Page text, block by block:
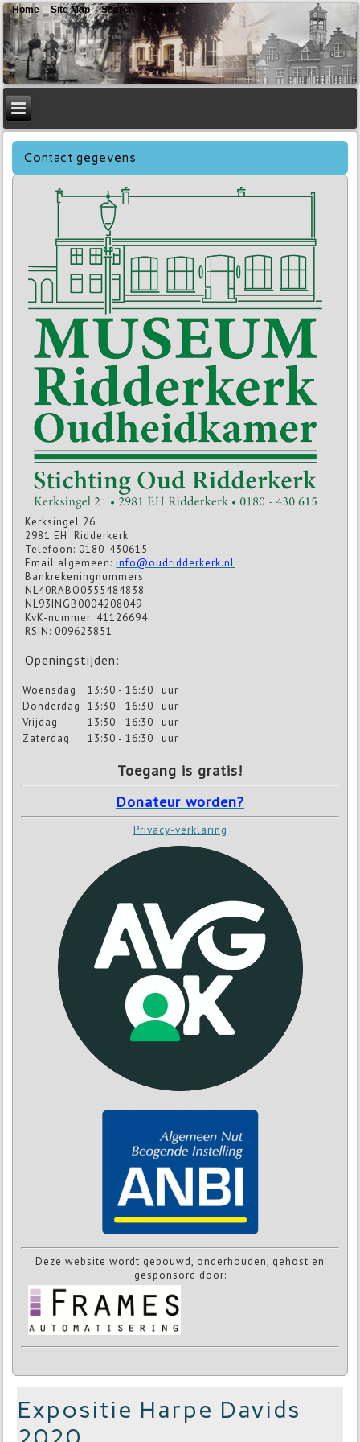
Contact gegevens
Kerksingel 26
2981 EH Ridderkerk
Telefoon: 0180-430615
Email algemeen:info@oudridderkerk.nl
Bankrekeningnummers:
NL40RABO0355484838
NL93INGB0004208049
KvK-nummer: 41126694
RSIN: 009623851
Openingstijden:
Woensdag 13:30 - 16:30
uur
Donderdag
13:30 - 16:30
uur
Vrijdag
13:30 - 16:30
uur
Zaterdag
13:30 - 16:30 uur
Toegang is gratis!
Donateur worden?
Privacy-verklaring
Deze website wordt gebouwd, onderhouden, gehost en
gesponsord door:
Expositie Harpe Davids
Home Site Map Search Sign In